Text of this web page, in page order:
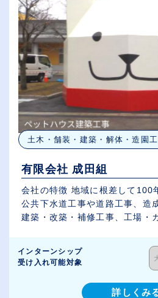
土木・舗装・建築・解体・造園
有限会社 成田組
会社の特徴 地域に根差して100
公共下水道工事や道路工事、造
建築・改築・補修工事、工場・
インターンシップ
受け入れ可能対象
詳しくみ